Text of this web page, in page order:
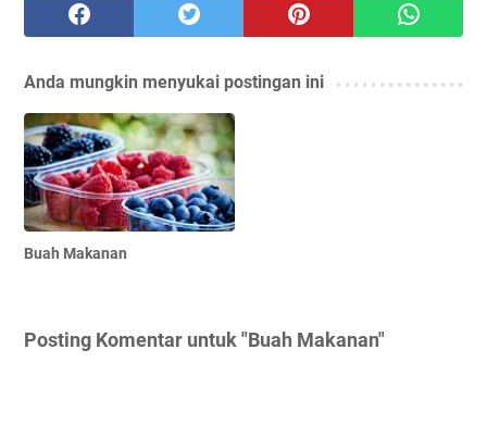
Anda mungkin menyukai postingan ini
Buah Makanan
Posting Komentar untuk "Buah Makanan"